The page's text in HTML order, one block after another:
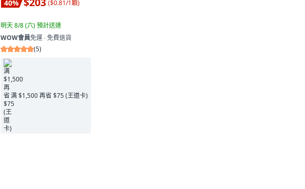
40% ($0.81/1顆)
明天 8/8 (六)預計送達
WOW會員免運 ∙ 免費退貨
(5)
满 $1,500 再省 $75 (王道卡)